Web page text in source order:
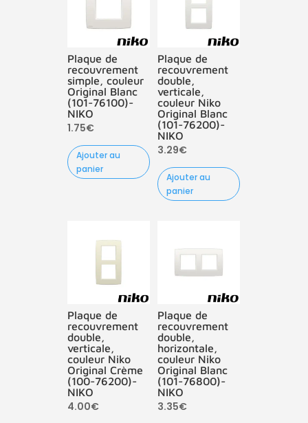
Plaque de
recouvrement
simple, couleur
Original Blanc
(101-76100)-
NIKO
1.75€
Ajouter au
panier
Plaque de
recouvrement
double,
verticale,
couleur Niko
Original Blanc
(101-76200)-
NIKO
3.29€
Ajouter au
panier
Plaque de
recouvrement
double,
verticale,
couleur Niko
Original Crème
(100-76200)-
NIKO
4.00€
Plaque de
recouvrement
double,
horizontale,
couleur Niko
Original Blanc
(101-76800)-
NIKO
3.35€